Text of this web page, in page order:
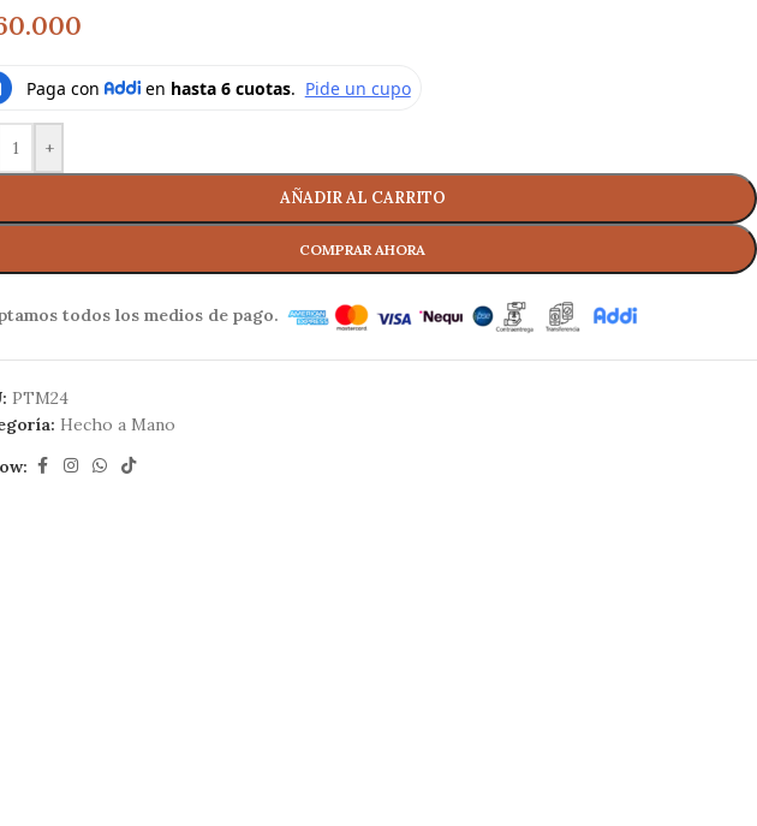
+
AÑADIR AL CARRITO
todos los medios de pago.
PTM24
Hecho a Mano